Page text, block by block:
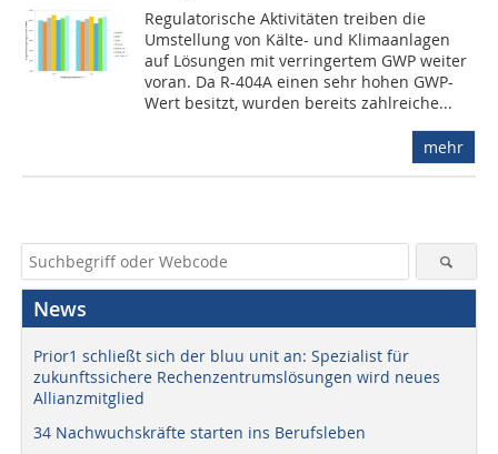
Regulatorische Aktivitäten treiben die
Umstellung von Kälte- und Klimaanlagen
auf Lösungen mit verringertem GWP weiter
voran. Da R-404A einen sehr hohen GWP-
Wert besitzt, wurden bereits zahlreiche...
mehr
News
Prior1 schließt sich der bluu unit an: Spezialist für
zukunftssichere Rechenzentrumslösungen wird neues
Allianzmitglied
34 Nachwuchskräfte starten ins Berufsleben